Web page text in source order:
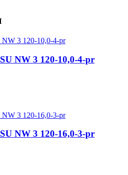
NW 3 120-10,0-4-pr
NW 3 120-16,0-3-pr